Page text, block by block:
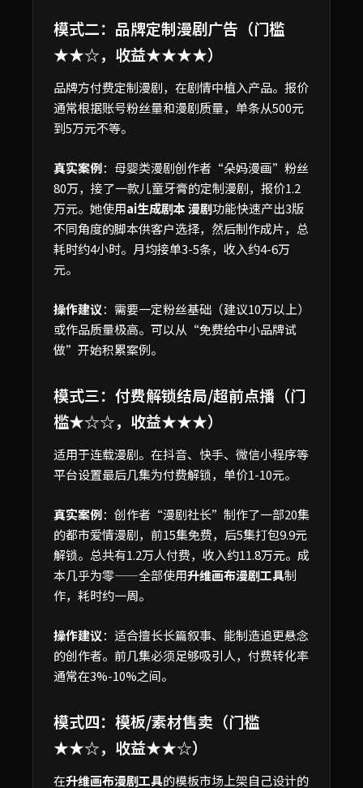
模式二：品牌定制漫剧广告（门槛
★★☆，收益★★★★）
品牌方付费定制漫剧，在剧情中植入产品。报价
通常根据账号粉丝量和漫剧质量，单条从500元
到5万元不等。
真实案例：母婴类漫剧创作者“朵妈漫画”粉丝
80万，接了一款儿童牙膏的定制漫剧，报价1.2
万元。她使用ai生成剧本 漫剧功能快速产出3版
不同角度的脚本供客户选择，然后制作成片，总
耗时约4小时。月均接单3-5条，收入约4-6万
元。
操作建议：需要一定粉丝基础（建议10万以上）
或作品质量极高。可以从“免费给中小品牌试
做”开始积累案例。
模式三：付费解锁结局/超前点播（门
槛★☆☆，收益★★★）
适用于连载漫剧。在抖音、快手、微信小程序等
平台设置最后几集为付费解锁，单价1-10元。
真实案例：创作者“漫剧社长”制作了一部20集
的都市爱情漫剧，前15集免费，后5集打包9.9元
解锁。总共有1.2万人付费，收入约11.8万元。成
本几乎为零——全部使用升维画布漫剧工具制
作，耗时约一周。
操作建议：适合擅长长篇叙事、能制造追更悬念
的创作者。前几集必须足够吸引人，付费转化率
通常在3%-10%之间。
模式四：模板/素材售卖（门槛
★★☆，收益★★☆）
在升维画布漫剧工具的模板市场上架自己设计的